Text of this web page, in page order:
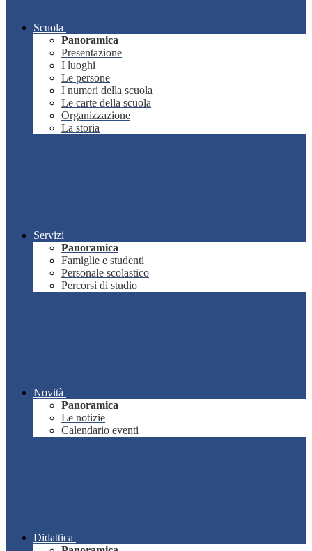
Scuola
Panoramica
Presentazione
I luoghi
Le persone
I numeri della scuola
Le carte della scuola
Organizzazione
La storia
Servizi
Panoramica
Famiglie e studenti
Personale scolastico
Percorsi di studio
Novità
Panoramica
Le notizie
Calendario eventi
Didattica